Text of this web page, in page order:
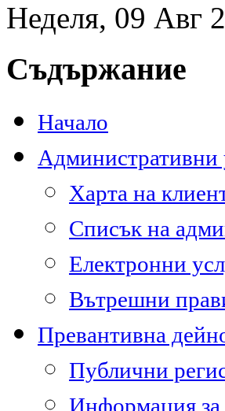
Неделя, 09 Авг
Съдържание
Начало
Административни
Харта на
Списък на
Електронни
Вътрешни
Превантивна
Публични
Информация за